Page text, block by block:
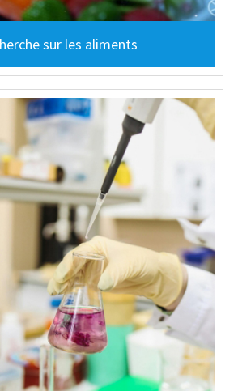
sur les aliments